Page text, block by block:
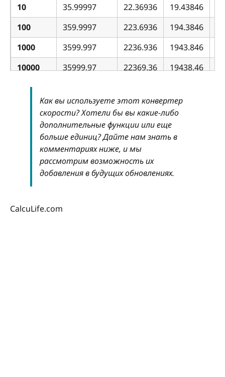
10
35.99997 22.36936 19.43846
100
359.9997 223.6936 194.3846
1000
3599.997 2236.936 1943.846
10000
35999.97 22369.36 19438.46
1000000
3.60E-06 1.94E-06
Как вы используете этот конвертер
скорости? Хотели бы вы какие-либо
дополнительные функции или еще
больше единиц? Дайте нам знать в
комментариях ниже, и мы
рассмотрим возможность их
добавления в будущих обновлениях.
CalcuLife.com